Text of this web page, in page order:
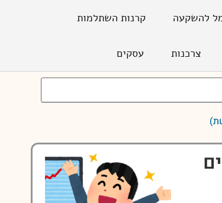
להשקעה קרנות השתלמות
צרכנות עסקים